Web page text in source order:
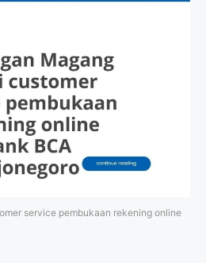
service pembukaan rekening online